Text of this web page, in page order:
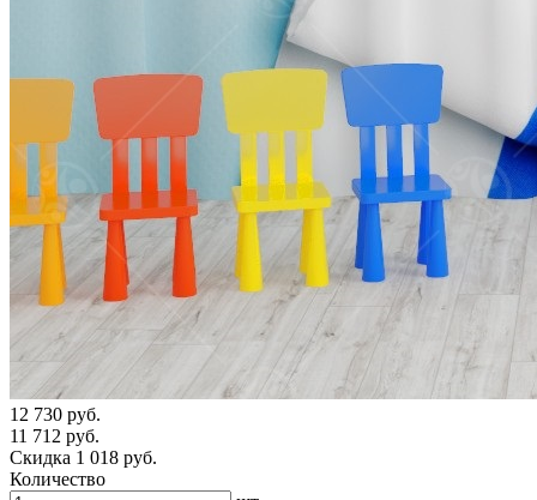
12 730 руб.
11 712 руб.
Скидка 1 018 руб.
Количество